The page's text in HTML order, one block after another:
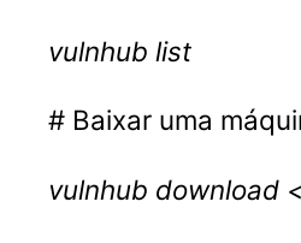
vulnhub list
# Baixar uma
vulnhub download